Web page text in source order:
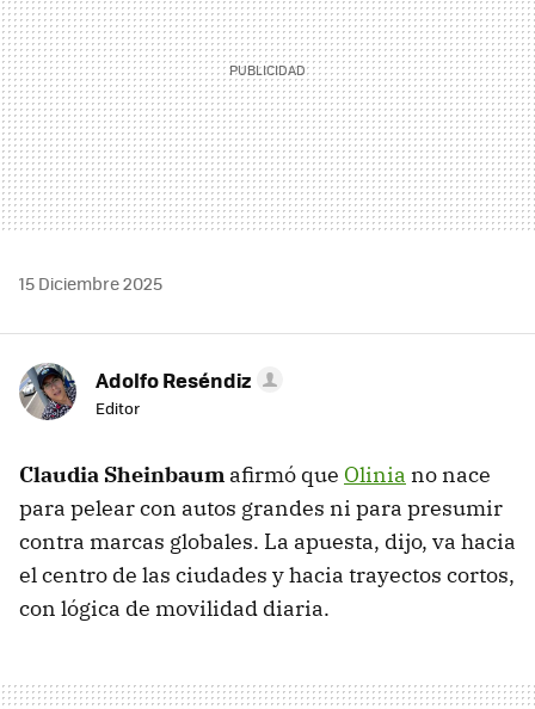
15 Diciembre 2025
Adolfo Reséndiz
Editor
Claudia Sheinbaum afirmó que Olinia no nace
para pelear con autos grandes ni para presumir
contra marcas globales. La apuesta, dijo, va hacia
el centro de las ciudades y hacia trayectos cortos,
con lógica de movilidad diaria.